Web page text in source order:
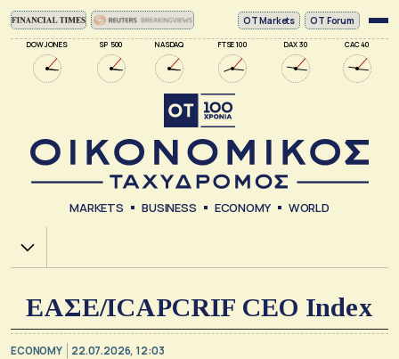
DOW JONES SP 500 NASDAQ FTSE 100 DAX 30 CAC 40
ΟΤ Markets OT Forum
MARKETS BUSINESS ECONOMY WORLD
Χ.Α.
ΕΑΣΕ/ICAPCRIF CEO Index
ECONOMY 22.07.2026, 12:03